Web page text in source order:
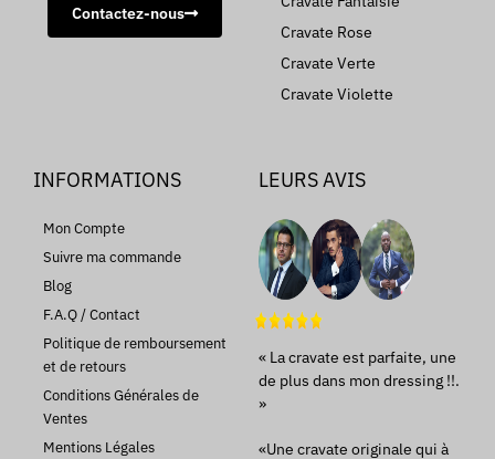
Contactez-nous
Cravate Rose
Cravate Verte
Cravate Violette
INFORMATIONS
Mon Compte
Suivre ma commande
Blog
F.A.Q / Contact
Politique de remboursement
et de retours
Conditions Générales de
Ventes
Mentions Légales
LEURS AVIS
« La cravate est parfaite, une
de plus dans mon dressing !!.
»
«Une cravate originale qui à